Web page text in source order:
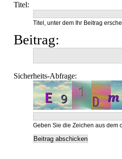
Titel:
Titel, unter dem Ihr Beitrag
Beitrag:
Sicherheits-Abfrage:
Geben Sie die Zeichen aus dem